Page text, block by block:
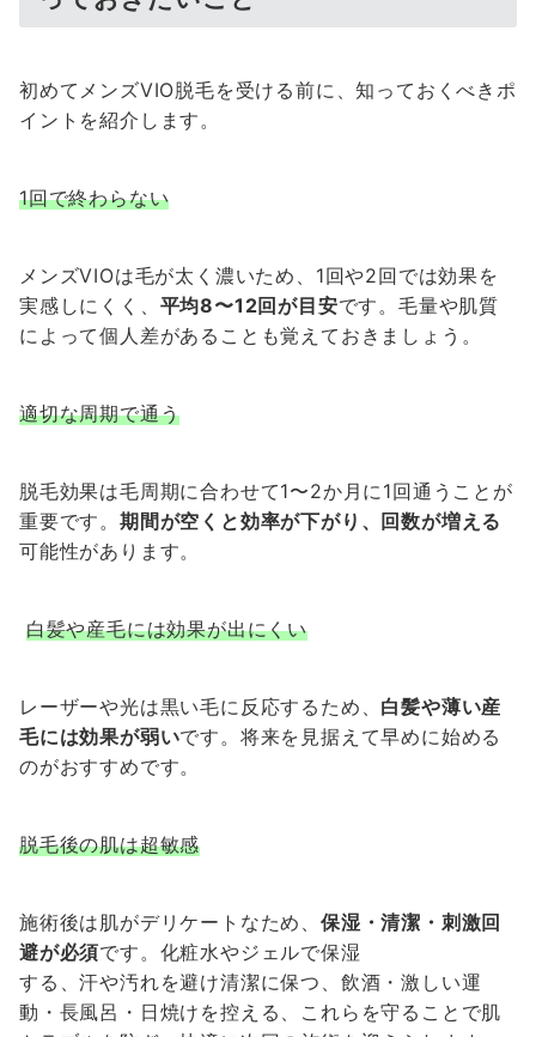
初めてメンズVIO脱毛を受ける前に、知っておくべきポ
イントを紹介します。
1回で終わらない
メンズVIOは毛が太く濃いため、1回や2回では効果を
実感しにくく、 平均8〜12回が目安です。毛量や肌質
によって個人差があることも覚えておきましょう。
適切な周期で通う
脱毛効果は毛周期に合わせて1〜2か月に1回通うことが
重要です。 期間が空くと効率が下がり、回数が増える
可能性があります。
白髪や産毛には効果が出にくい
レーザーや光は黒い毛に反応するため、 白髪や薄い産
毛には効果が弱いです。将来を見据えて早めに始める
のがおすすめです。
脱毛後の肌は超敏感
施術後は肌がデリケートなため、 保湿・清潔・刺激回
避が必須です。化粧水やジェルで保湿
する、汗や汚れを避け清潔に保つ、飲酒・激しい運
動・長風呂・日焼けを控える、これらを守ることで肌